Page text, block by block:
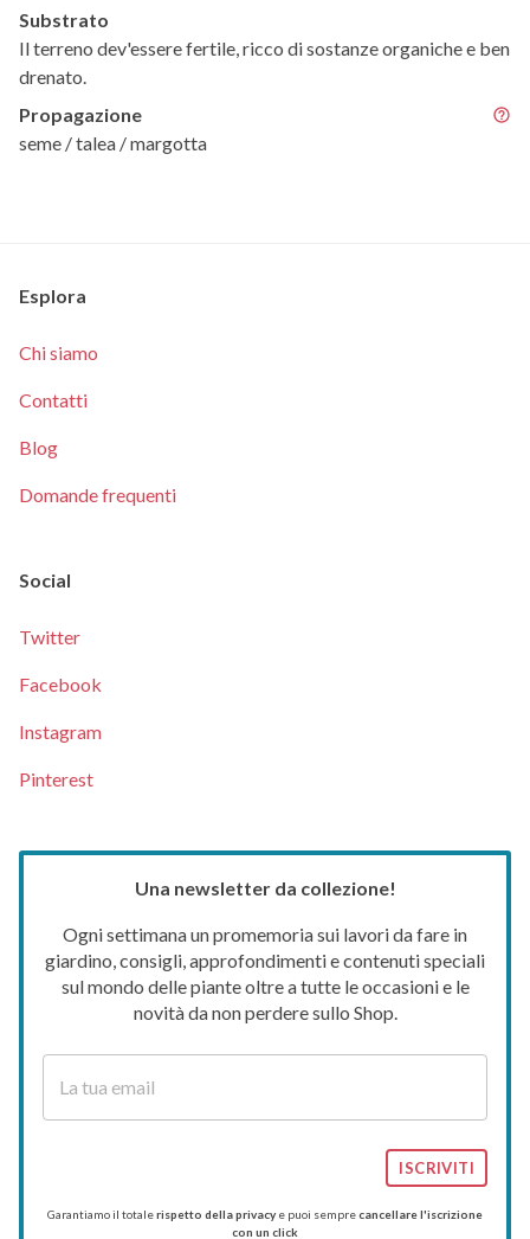
Substrato
Il terreno dev'essere fertile, ricco di sostanze organiche e ben
drenato.
Propagazione
seme / talea / margotta
Esplora
Chi siamo
Contatti
Blog
Domande frequenti
Social
Twitter
Facebook
Instagram
Pinterest
Una newsletter da collezione!
Ogni settimana un promemoria sui lavori da fare in
giardino, consigli, approfondimenti e contenuti speciali
sul mondo delle piante oltre a tutte le occasioni e le
novità da non perdere sullo Shop.
ISCRIVITI
Garantiamo il totalerispetto della privacy e puoi semprecancellare l'iscrizione
con un click